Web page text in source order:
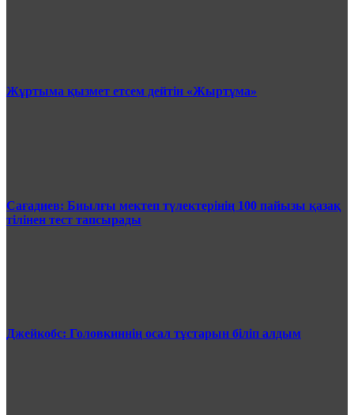
Жұртыма қызмет етсем дейтін «Жыртұма»
Сағадиев: Биылғы мектеп түлектерінің 100 пайызы қазақ
тілінен тест тапсырады
Джейкобс: Головкиннің осал тұстарын біліп алдым